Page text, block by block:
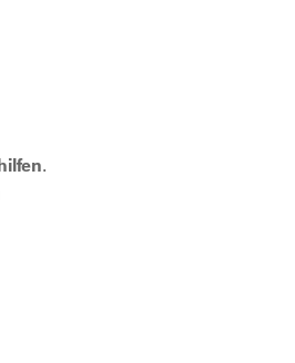
.